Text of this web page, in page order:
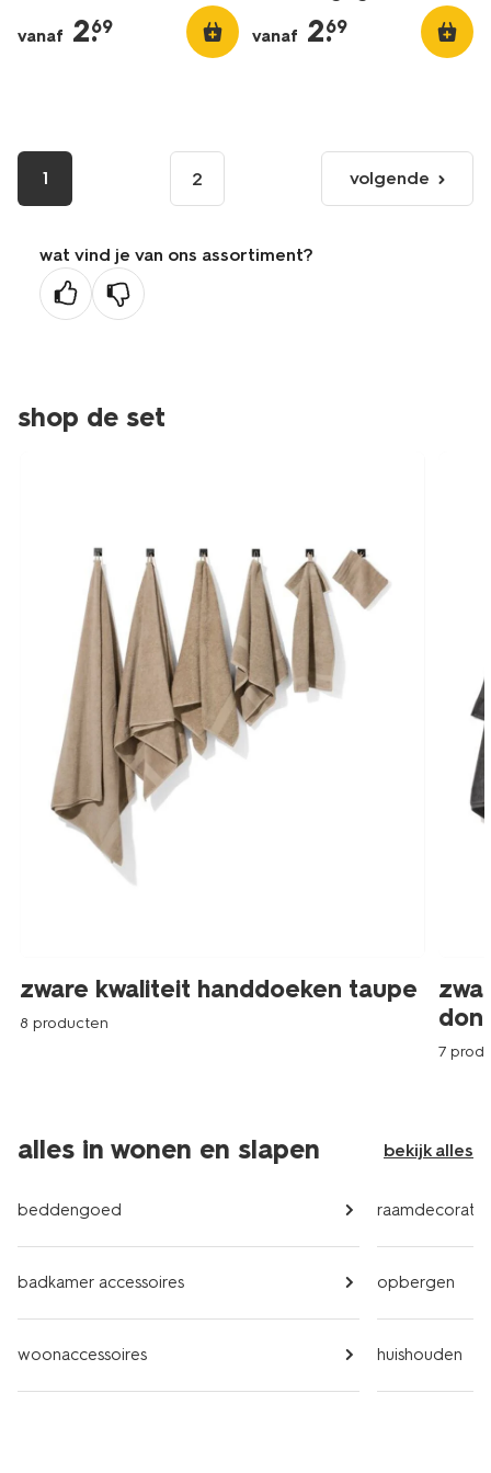
vanaf 2.
69 vanaf 2.
69
1 2
volgende
pagina
volgende
wat vind je van ons assortiment?
shop de set
zware kwaliteit handdoeken taupe
8 producten
7
alles in wonen en slapen bekijk alles
beddengoed
badkamer accessoires
woonaccessoires
raamdecoratie
opbergen
huishouden